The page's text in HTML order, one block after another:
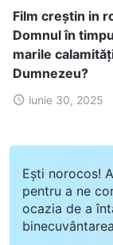
Film creștin in
Domnul în
marile
Dumnezeu?
iunie 30, 2025
Ești norocos!
pentru a ne
ocazia de a